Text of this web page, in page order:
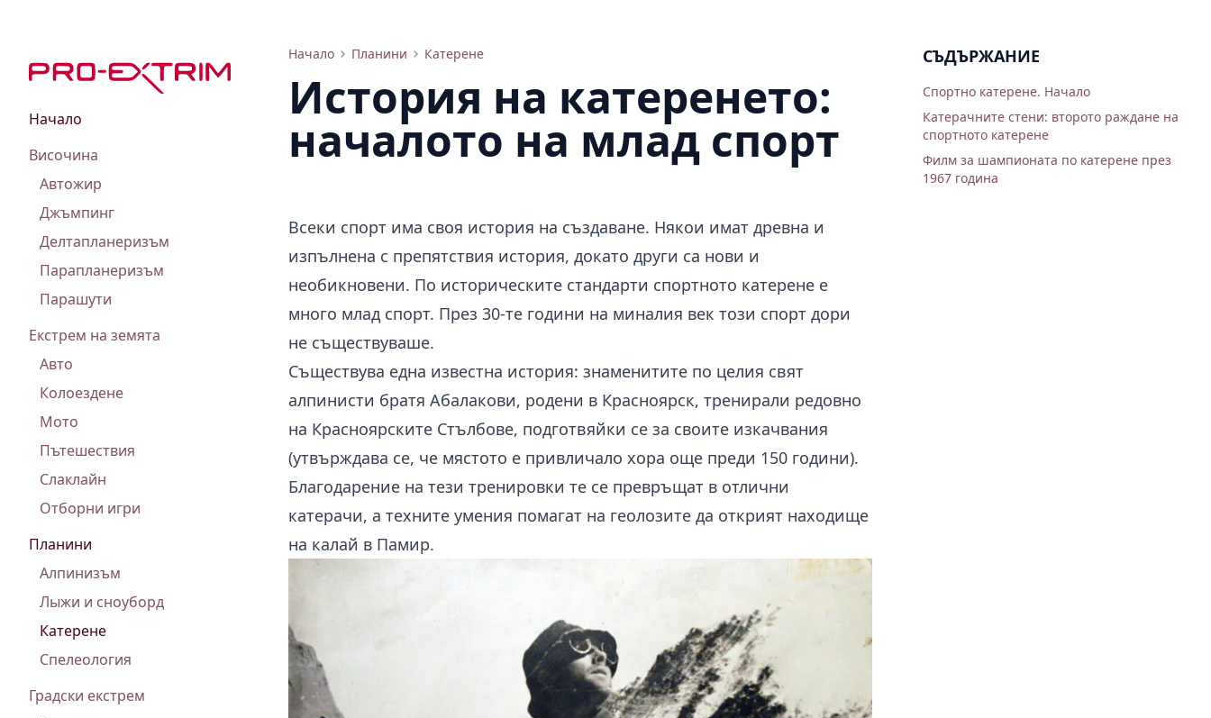
Начало
Височина
Автожир
Джъмпинг
Делтапланеризъм
Парапланеризъм
Парашути
Екстрем на земята
Авто
Колоездене
Мото
Пътешествия
Слаклайн
Отборни игри
Планини
Алпинизъм
Лыжи и сноуборд
Катерене
Спелеология
Градски екстрем
Начало Планини Катерене
История на развитието на спортното катерене в СССР
История на катеренето:
началото на млад спорт
Всеки спорт има своя история на създаване. Някои имат древна и
изпълнена с препятствия история, докато други са нови и
необикновени. По историческите стандарти спортното катерене е
много млад спорт. През 30-те години на миналия век този спорт дори
не съществуваше.
Съществува една известна история: знаменитите по целия свят
алпинисти братя Абалакови, родени в Красноярск, тренирали редовно
на Красноярските Стълбове, подготвяйки се за своите изкачвания
(утвърждава се, че мястото е привличало хора още преди 150 години).
Благодарение на тези тренировки те се превръщат в отлични
катерачи, а техните умения помагат на геолозите да открият находище
на калай в Памир.
СЪДЪРЖАНИЕ
Спортно катерене. Начало
Катерачните стени: второто раждане на
спортното катерене
Филм за шампионата по катерене през
1967 година